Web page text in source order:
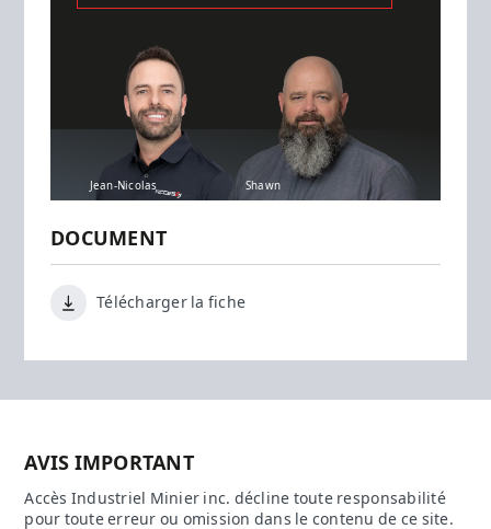
Jean-Nicolas Shawn
DOCUMENT
Télécharger la fiche
AVIS IMPORTANT
Accès Industriel Minier inc. décline toute responsabilité
pour toute erreur ou omission dans le contenu de ce site.